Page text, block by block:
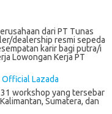
dari PT Tunas
dealership resmi sepeda
karir bagi putra/i
Lowongan Kerja PT
Official Lazada
wоrkѕhор уаng tеrѕеbаr
Sumatera, dan